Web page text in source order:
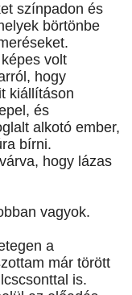
színpadon és
börtönbe
volt
hogy
kiállításon
és
alkotó ember,
bírni.
hogy lázas
vagyok.
a
már törött
is.